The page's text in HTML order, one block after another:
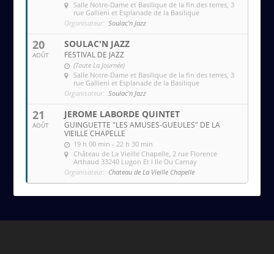
Salle Notre-Dame et Basilique de la fin des terres , 3
rue Gallieni et Esplanade de la Basilique
Organisateur: Soulac'n Jazz
20
AOÛT
SOULAC'N JAZZ
FESTIVAL DE JAZZ
(Toute La Journée)
Salle Notre-Dame et Basilique de la fin des terres , 3
rue Gallieni et Esplanade de la Basilique
Organisateur: Soulac'n Jazz
21
AOÛT
JEROME LABORDE QUINTET
GUINGUETTE "LES AMUSES-GUEULES" DE LA
VIEILLE CHAPELLE
19 h 00 min - 22 h 30 min
Château de La Vieille Chapelle , 2 rue Florence
Arthaud 33240 Lugon Et l Ile Du Carnay
Organisateur: Chateau de La Vieille Chapelle